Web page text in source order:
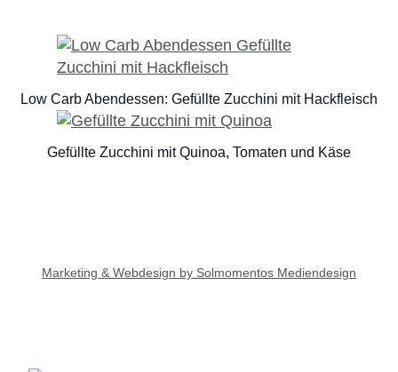
Low Carb Abendessen: Gefüllte Zucchini mit Hackfleisch
Gefüllte Zucchini mit Quinoa, Tomaten und Käse
Marketing & Webdesign by Solmomentos Mediendesign